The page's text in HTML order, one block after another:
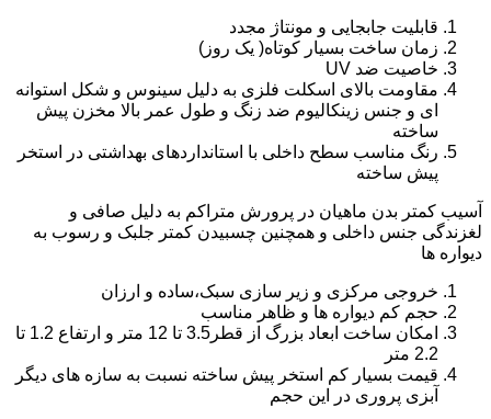
قابلیت جابجایی و مونتاژ مجدد
زمان ساخت بسیار کوتاه( یک روز)
خاصیت ضد UV
مقاومت بالای اسکلت فلزی به دلیل سینوس و شکل استوانه
ای و جنس زینکالیوم ضد زنگ و طول عمر بالا مخزن پیش
ساخته
رنگ مناسب سطح داخلی با استانداردهای بهداشتی در استخر
پیش ساخته
آسیب کمتر بدن ماهیان در پرورش متراکم به دلیل صافی و
لغزندگی جنس داخلی و همچنین چسبیدن کمتر جلبک و رسوب به
دیواره ها
خروجی مرکزی و زیر سازی سبک،ساده و ارزان
حجم کم دیواره ها و ظاهر مناسب
امکان ساخت ابعاد بزرگ از قطر3.5 تا 12 متر و ارتفاع 1.2 تا
2.2 متر
قیمت بسیار کم استخر پیش ساخته نسبت به سازه های دیگر
آبزی پروری در این حجم